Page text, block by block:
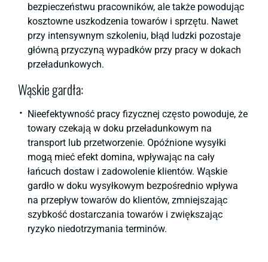
bezpieczeństwu pracowników, ale także powodując
kosztowne uszkodzenia towarów i sprzętu. Nawet
przy intensywnym szkoleniu, błąd ludzki pozostaje
główną przyczyną wypadków przy pracy w dokach
przeładunkowych.
Wąskie gardła:
Nieefektywność pracy fizycznej często powoduje, że
towary czekają w doku przeładunkowym na
transport lub przetworzenie. Opóźnione wysyłki
mogą mieć efekt domina, wpływając na cały
łańcuch dostaw i zadowolenie klientów. Wąskie
gardło w doku wysyłkowym bezpośrednio wpływa
na przepływ towarów do klientów, zmniejszając
szybkość dostarczania towarów i zwiększając
ryzyko niedotrzymania terminów.